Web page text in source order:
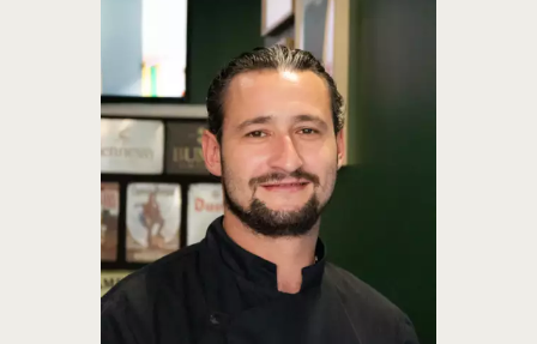
QUI SOMMES-NOUS ?
MENU
ÉVÈNEMENTS
CONTACT
ENGLISH (UK)